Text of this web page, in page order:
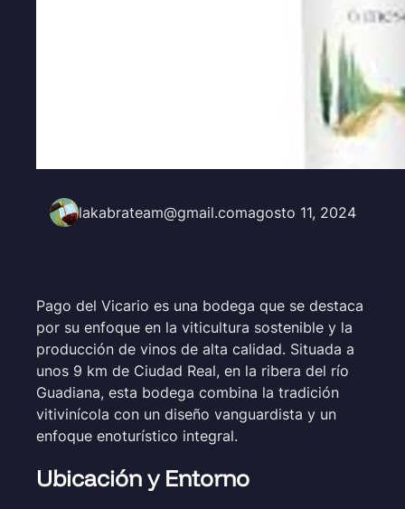
lakabrateam@gmail.comagosto 11, 2024
Pago del Vicario es una bodega que se destaca
por su enfoque en la viticultura sostenible y la
producción de vinos de alta calidad. Situada a
unos 9 km de Ciudad Real, en la ribera del río
Guadiana, esta bodega combina la tradición
vitivinícola con un diseño vanguardista y un
enfoque enoturístico integral.
Ubicación y Entorno